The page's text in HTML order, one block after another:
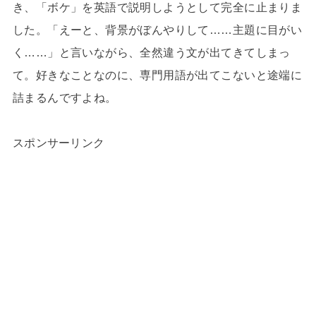
き、「ボケ」を英語で説明しようとして完全に止まりま
した。「えーと、背景がぼんやりして……主題に目がい
く……」と言いながら、全然違う文が出てきてしまっ
て。好きなことなのに、専門用語が出てこないと途端に
詰まるんですよね。
スポンサーリンク